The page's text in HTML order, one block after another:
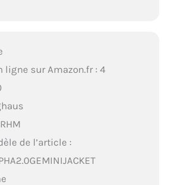
ligne sur Amazon.fr : 4
de l’article :